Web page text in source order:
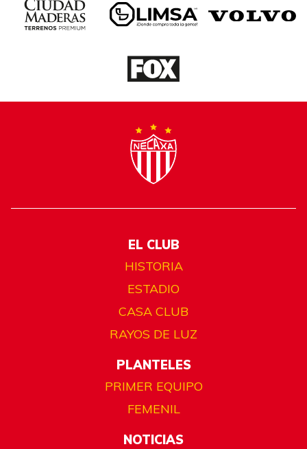
EL CLUB
HISTORIA
ESTADIO
CASA CLUB
RAYOS DE LUZ
PLANTELES
PRIMER EQUIPO
FEMENIL
NOTICIAS